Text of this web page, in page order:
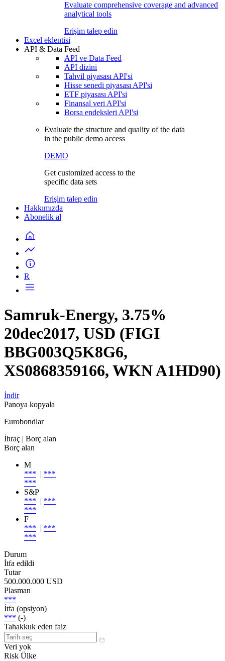
Evaluate comprehensive coverage and advanced
analytical tools
Erişim talep edin
Excel eklentisi
API & Data Feed
API ve Data Feed
API dizini
Tahvil piyasası API'si
Hisse senedi piyasası API'si
ETF piyasası API'si
Finansal veri API'si
Borsa endeksleri API'si
Evaluate the structure and quality of the data
in the public demo access
DEMO
Get customized access to the
specific data sets
Erişim talep edin
Hakkımızda
Abonelik al
R
Samruk-Energy, 3.75%
20dec2017, USD (FIGI
BBG003Q5K8G6,
XS0868359166, WKN A1HD90)
İndir
Panoya kopyala
Eurobondlar
İhraç | Borç alan
Borç alan
M
*** | ***
***
S&P
*** | ***
***
F
*** | ***
***
Durum
İtfa edildi
Tutar
500.000.000 USD
Plasman
***
İtfa (opsiyon)
*** (-)
Tahakkuk eden faiz
Veri yok
Risk Ülke